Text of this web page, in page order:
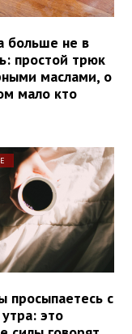
больше не в
простой трюк
маслами, о
мало кто
просыпаетесь с
это